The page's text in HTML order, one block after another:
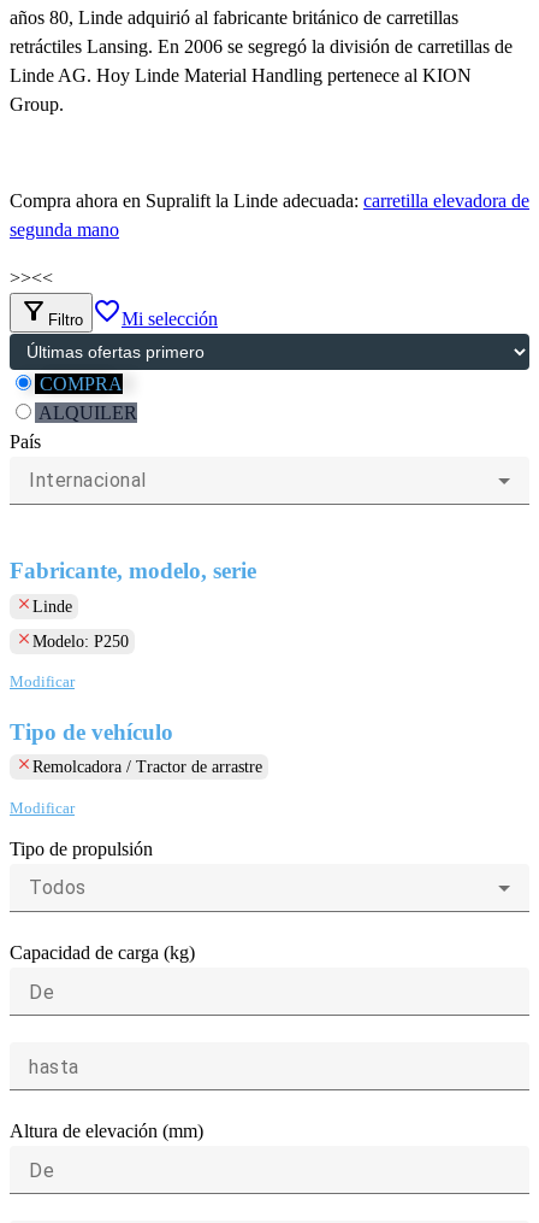
años 80, Linde adquirió al fabricante británico de carretillas
retráctiles Lansing. En 2006 se segregó la división de carretillas de
Linde AG. Hoy Linde Material Handling pertenece al KION
Group.
Compra ahora en Supralift la Linde adecuada: carretilla elevadora de
segunda mano
>><<
filter_alt Filtro favorite_borderMi selección
COMPRA
ALQUILER
País
Internacional
Fabricante, modelo, serie
clear Linde
clear Modelo: P250
Modificar
Tipo de vehículo
clear Remolcadora / Tractor de arrastre
Modificar
Tipo de propulsión
Todos
Capacidad de carga (kg)
De
hasta
Altura de elevación (mm)
De